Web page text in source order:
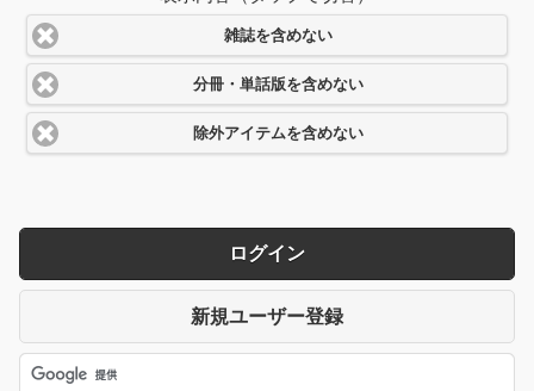
雑誌を含めない
分冊・単話版を含めない
除外アイテムを含めない
ログイン
新規ユーザー登録